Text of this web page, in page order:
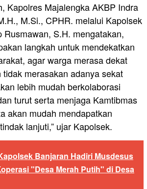
Kapolres Majalengka AKBP Indra
M.Si., CPHR. melalui Kapolsek
Rusmawan, S.H. mengatakan,
langkah untuk mendekatkan
agar warga merasa dekat
merasakan adanya sekat
lebih mudah berkolaborasi
turut serta menjaga Kamtibmas
akan mudah mendapatkan
lanjuti,” ujar Kapolsek.
Banjaran Hadiri Musdesus
"Desa Merah Putih" di Desa